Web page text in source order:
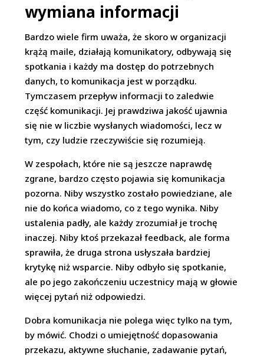
wymiana informacji
Bardzo wiele firm uważa, że skoro w organizacji
krążą maile, działają komunikatory, odbywają się
spotkania i każdy ma dostęp do potrzebnych
danych, to komunikacja jest w porządku.
Tymczasem przepływ informacji to zaledwie
część komunikacji. Jej prawdziwa jakość ujawnia
się nie w liczbie wysłanych wiadomości, lecz w
tym, czy ludzie rzeczywiście się rozumieją.
W zespołach, które nie są jeszcze naprawdę
zgrane, bardzo często pojawia się komunikacja
pozorna. Niby wszystko zostało powiedziane, ale
nie do końca wiadomo, co z tego wynika. Niby
ustalenia padły, ale każdy zrozumiał je trochę
inaczej. Niby ktoś przekazał feedback, ale forma
sprawiła, że druga strona usłyszała bardziej
krytykę niż wsparcie. Niby odbyło się spotkanie,
ale po jego zakończeniu uczestnicy mają w głowie
więcej pytań niż odpowiedzi.
Dobra komunikacja nie polega więc tylko na tym,
by mówić. Chodzi o umiejętność dopasowania
przekazu, aktywne słuchanie, zadawanie pytań,